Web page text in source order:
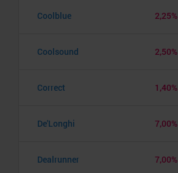
Coolblue 2,25%
Coolsound 2,50%
Correct 1,40%
De'Longhi 7,00%
Dealrunner 7,00%